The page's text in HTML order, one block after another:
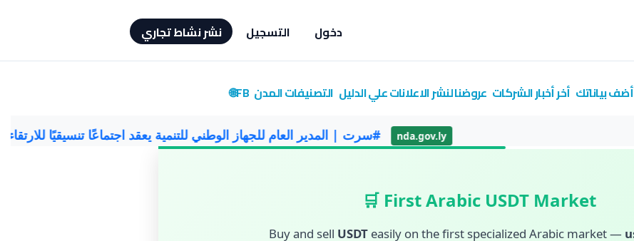
دخول التسجيل نشر نشاط تجاري
أضف بياناتك أخر أخبار الشركات عروضنا لنشر الاعلانات علي الدليل التصنيفاتالمدن FB🌐